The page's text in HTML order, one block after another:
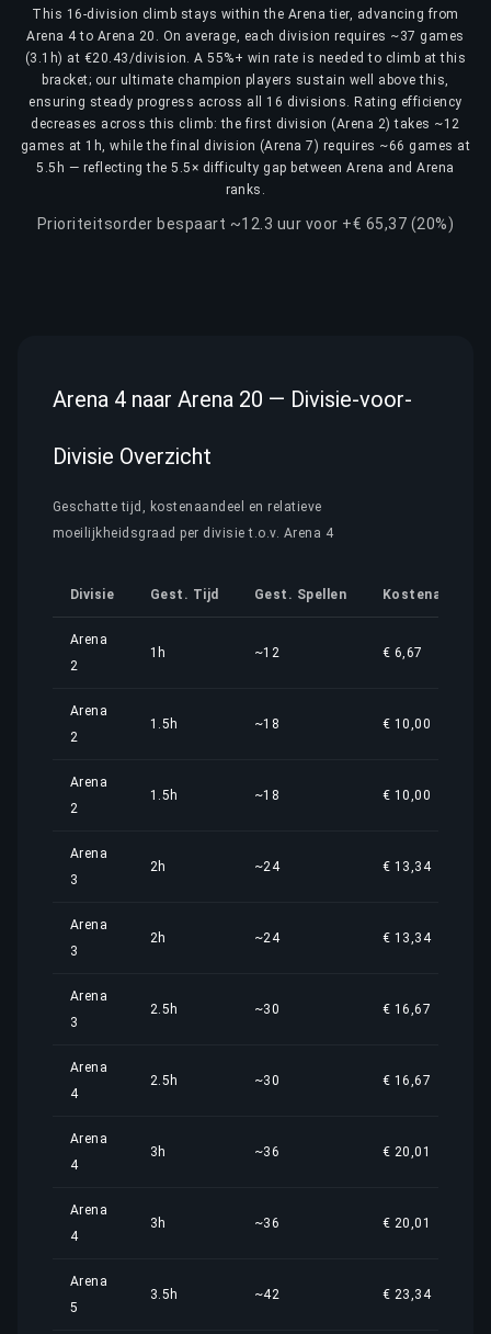
This 16-division climb stays within the Arena tier, advancing from
Arena 4 to Arena 20. On average, each division requires ~37 games
(3.1h) at €20.43/division. A 55%+ win rate is needed to climb at this
bracket; our ultimate champion players sustain well above this,
ensuring steady progress across all 16 divisions. Rating efficiency
decreases across this climb: the first division (Arena 2) takes ~12
games at 1h, while the final division (Arena 7) requires ~66 games at
5.5h — reflecting the 5.5× difficulty gap between Arena and Arena
ranks.
Prioriteitsorder bespaart ~12.3 uur voor +€ 65,37 (20%)
Arena 4 naar Arena 20 — Divisie-voor-
Divisie Overzicht
Geschatte tijd, kostenaandeel en relatieve
moeilijkheidsgraad per divisie t.o.v. Arena 4
Divisie Gest. Tijd Gest. Spellen Kostenaandeel
Arena
2
1h ~12 € 6,67
Arena
2
1.5h ~18 € 10,00
Arena
2
1.5h ~18 € 10,00
Arena
3
2h ~24 € 13,34
Arena
3
2h ~24 € 13,34
Arena
3
2.5h ~30 € 16,67
Arena
4
2.5h ~30 € 16,67
Arena
4
3h ~36 € 20,01
Arena
4
3h ~36 € 20,01
Arena
5
3.5h ~42 € 23,34